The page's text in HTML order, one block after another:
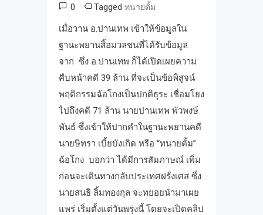
0 Tagged ทนายตั้ม
เมื่อวาน อ.ปานเทพ เข้าให้ข้อมูลใน
ฐานะพยานสิ้อมวลชนที่ได้รับข้อมูล
จาก ซึ่ง อ.ปานเทพ ก็ได้เปิดเผยความ
คืบหน้าคดี 39 ล้าน ที่จะเป็นข้อพิสูจน์
พฤติกรรมฉ้อโกงเป็นปกติธุระ เชื่อมโยง
ไปถึงคดี 71 ล้าน นายปานเทพ พัวพงษ์
พันธ์ ซึ่งเข้าให้ปากคำในฐานะพยานคดี
นายษิทรา เบี้ยบังเกิด หรือ “ทนายตั้ม”
ฉ้อโกง บอกว่า ได้มีการสัมภาษณ์ เพิ่ม
ก่อนจะเดินทางกลับประเทศฝรั่งเศส ซึ่ง
นายสนธิ ลิ้มทองกุล จะทยอยนำมาเผย
แพร่ เริ่มตั้งแต่วันพรุ่งนี้ โดยจะเปิดคลิป